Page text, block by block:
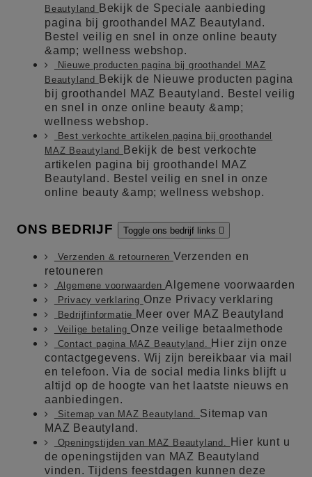
Beautyland Bekijk de Speciale aanbieding
pagina bij groothandel MAZ Beautyland.
Bestel veilig en snel in onze online beauty
&amp; wellness webshop.
Nieuwe producten pagina bij groothandel MAZ
Beautyland Bekijk de Nieuwe producten pagina
bij groothandel MAZ Beautyland. Bestel veilig
en snel in onze online beauty &amp;
wellness webshop.
Best verkochte artikelen pagina bij groothandel
MAZ Beautyland Bekijk de best verkochte
artikelen pagina bij groothandel MAZ
Beautyland. Bestel veilig en snel in onze
online beauty &amp; wellness webshop.
ONS BEDRIJF Toggle ons bedrijf links 
Verzenden & retourneren Verzenden en
retouneren
Algemene voorwaardenAlgemene voorwaarden
Privacy verklaring Onze Privacy verklaring
Bedrijfinformatie Meer over MAZ Beautyland
Veilige betaling Onze veilige betaalmethode
Contact pagina MAZ Beautyland.
Hier zijn onze
contactgegevens. Wij zijn bereikbaar via mail
en telefoon. Via de social media links blijft u
altijd op de hoogte van het laatste nieuws en
aanbiedingen.
Sitemap van MAZ Beautyland. Sitemap van
MAZ Beautyland.
Openingstijden van MAZ Beautyland.
Hier kunt u
de openingstijden van MAZ Beautyland
vinden. Tijdens feestdagen kunnen deze